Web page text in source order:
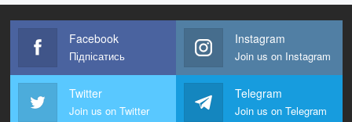
Facebook
Підпісатись
Instagram
Join us on Instagram
Twitter
Join us on Twitter
Telegram
Join us on Telegram